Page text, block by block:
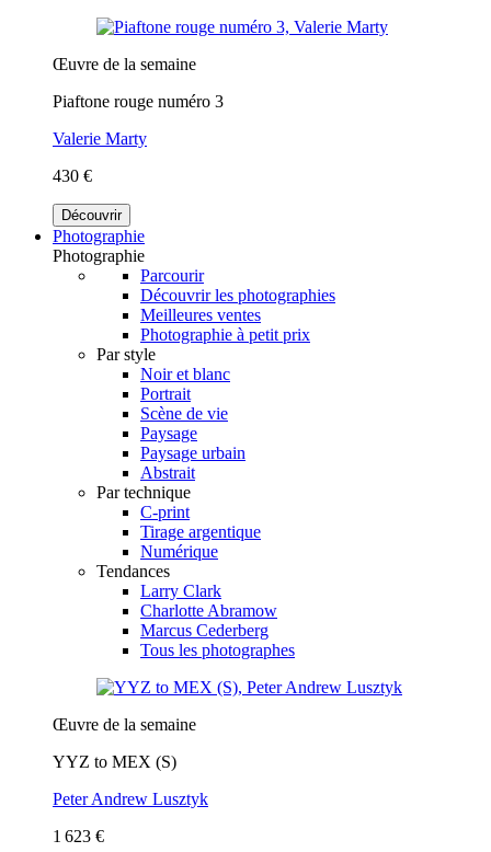
Œuvre de la semaine
Piaftone rouge numéro 3
Valerie Marty
430 €
Découvrir
Photographie
Photographie
Parcourir
Découvrir les photographies
Meilleures ventes
Photographie à petit prix
Par style
Noir et blanc
Portrait
Scène de vie
Paysage
Paysage urbain
Abstrait
Par technique
C-print
Tirage argentique
Numérique
Tendances
Larry Clark
Charlotte Abramow
Marcus Cederberg
Tous les photographes
Œuvre de la semaine
YYZ to MEX (S)
Peter Andrew Lusztyk
1 623 €